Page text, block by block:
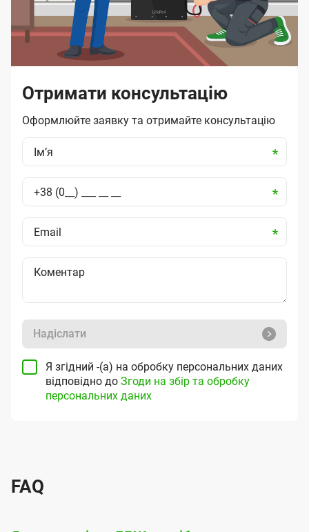
Отримати консультацію
Оформлюйте заявку та отримайте консультацію
Надіслати
Я згідний -(а) на обробку персональних даних
відповідно до Згоди на збір та обробку
персональних даних
FAQ